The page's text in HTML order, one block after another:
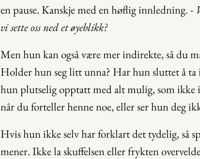
en pause. Kanskje med en høflig innledning. -
vi sette oss ned et øyeblikk?
Men hun kan også være mer indirekte, så du
Holder hun seg litt unna? Har hun sluttet å
hun plutselig opptatt med alt mulig, som
når du forteller henne noe, eller ser hun deg
Hvis hun ikke selv har forklart det tydelig, så
mener. Ikke la skuffelsen eller frykten